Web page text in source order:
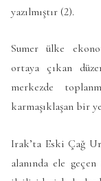
yazılmıştır (2).
Sumer ülke
ortaya çıkan
merkezde
karmaşıklaşan bir
Irak’ta Eski Çağ
alanında ele